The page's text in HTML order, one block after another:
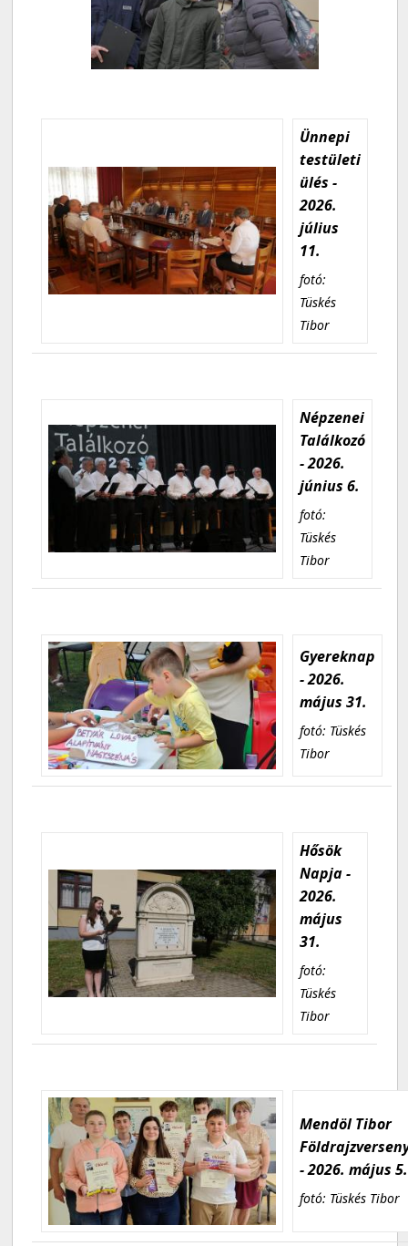
Ünnepi
testületi
ülés -
2026.
július
11.
fotó:
Tüskés
Tibor
Népzenei
Találkozó
- 2026.
június 6.
fotó:
Tüskés
Tibor
Gyereknap
- 2026.
május 31.
fotó: Tüskés
Tibor
Hősök
Napja -
2026.
május
31.
fotó:
Tüskés
Tibor
Mendöl Tibor
- 2026. május 5.
fotó: Tüskés Tibor